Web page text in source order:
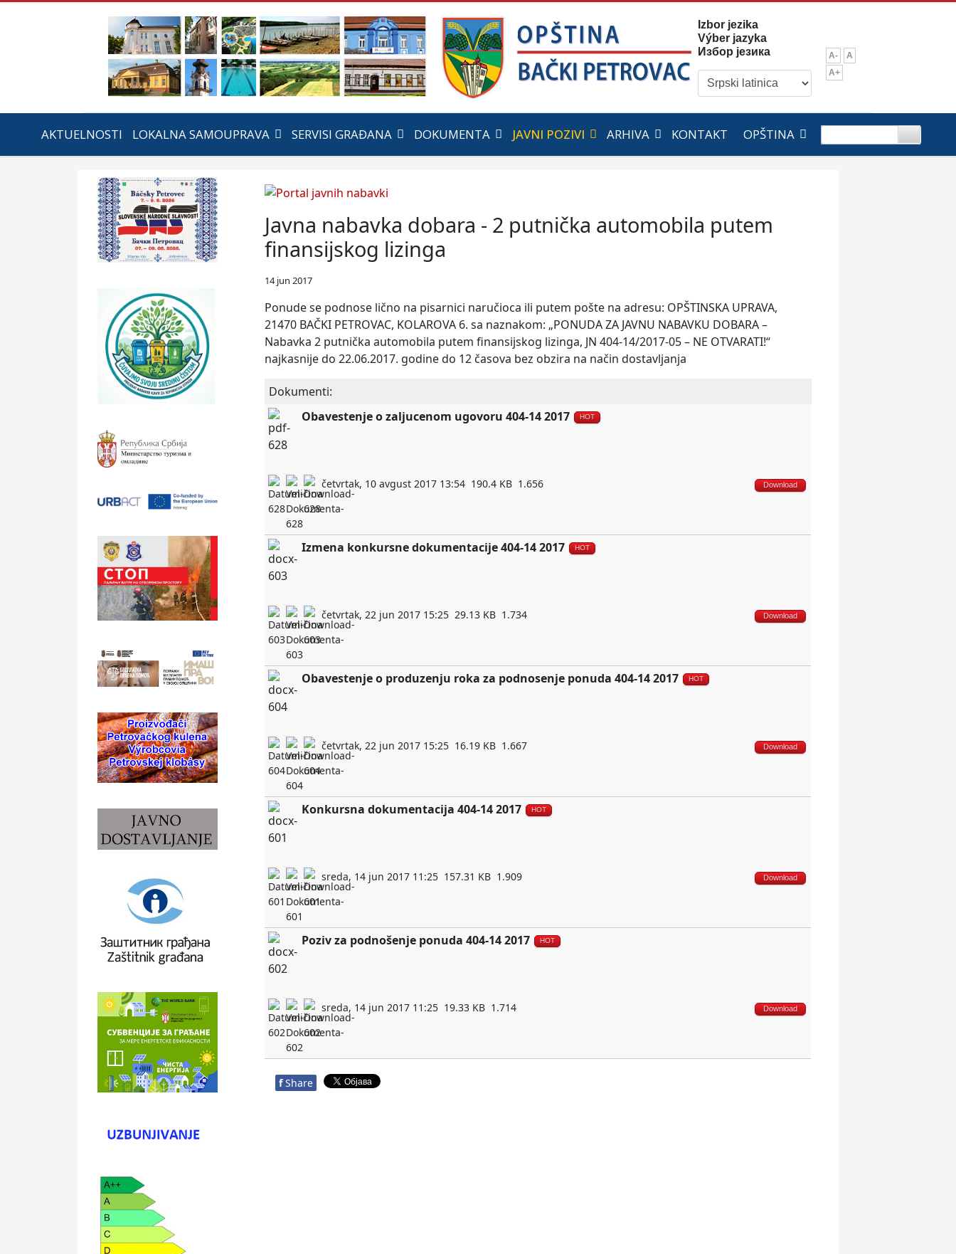
Izbor jezika
Výber jazyka
Избор језика
A-
A
A+
AKTUELNOSTI LOKALNA SAMOUPRAVA SERVISI GRAĐANA DOKUMENTA JAVNI POZIVI ARHIVA KONTAKT OPŠTINA
Javna nabavka dobara - 2 putnička automobila putem
finansijskog lizinga
14 jun 2017
Ponude se podnose lično na pisarnici naručioca ili putem pošte na adresu: OPŠTINSKA UPRAVA,
21470 BAČKI PETROVAC, KOLAROVA 6. sa naznakom: „PONUDA ZA JAVNU NABAVKU DOBARA –
Nabavka 2 putnička automobila putem finansijskog lizinga, JN 404-14/2017-05 – NE OTVARATI!“
najkasnije do 22.06.2017. godine do 12 časova bez obzira na način dostavlјanja
Dokumenti:
Obavestenje o zaljucenom ugovoru 404-14 2017
HOT
četvrtak, 10 avgust 2017 13:54 190.4 KB 1.656 Download
Izmena konkursne dokumentacije 404-14 2017 HOT
četvrtak, 22 jun 2017 15:25 29.13 KB 1.734 Download
Obavestenje o produzenju roka za podnosenje ponuda 404-14 2017 HOT
četvrtak, 22 jun 2017 15:25 16.19 KB 1.667 Download
Konkursna dokumentacija 404-14 2017 HOT
sreda, 14 jun 2017 11:25 157.31 KB 1.909 Download
Poziv za podnošenje ponuda 404-14 2017 HOT
sreda, 14 jun 2017 11:25 19.33 KB 1.714 Download
f Share